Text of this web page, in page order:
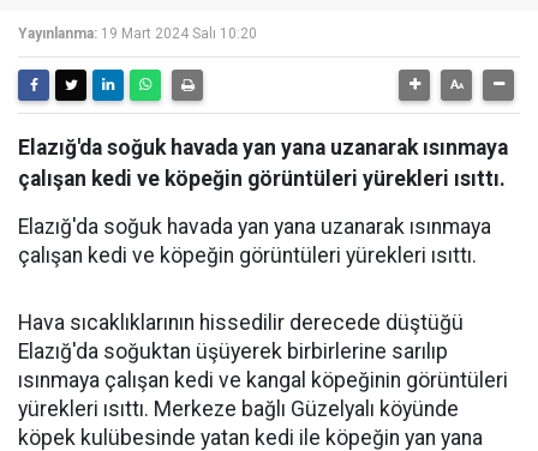
Yayınlanma: 19 Mart 2024 Salı 10:20
Elazığ'da soğuk havada yan yana uzanarak ısınmaya
çalışan kedi ve köpeğin görüntüleri yürekleri ısıttı.
Elazığ'da soğuk havada yan yana uzanarak ısınmaya
çalışan kedi ve köpeğin görüntüleri yürekleri ısıttı.
Hava sıcaklıklarının hissedilir derecede düştüğü
Elazığ'da soğuktan üşüyerek birbirlerine sarılıp
ısınmaya çalışan kedi ve kangal köpeğinin görüntüleri
yürekleri ısıttı. Merkeze bağlı Güzelyalı köyünde
köpek kulübesinde yatan kedi ile köpeğin yan yana